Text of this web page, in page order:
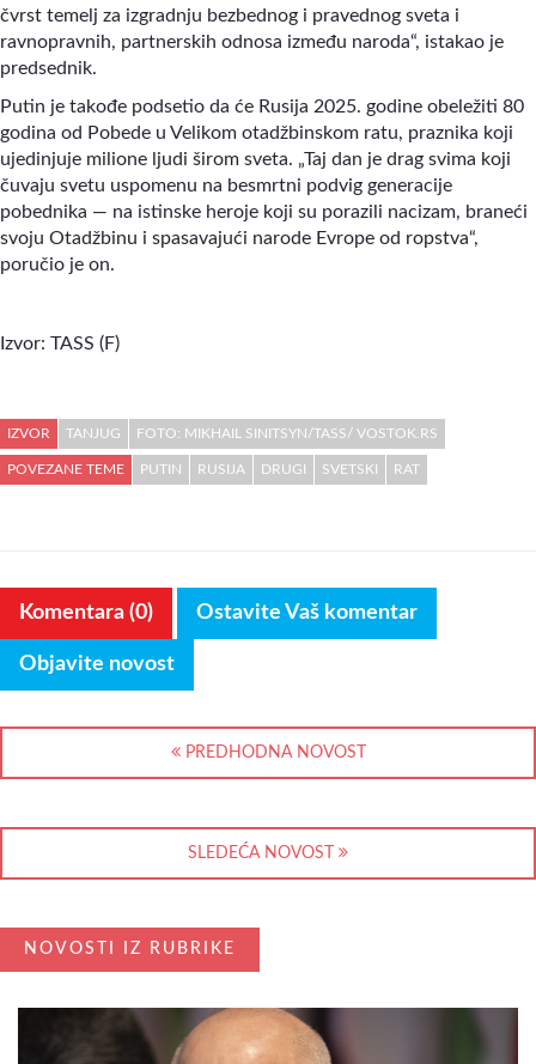
čvrst temelj za izgradnju bezbednog i pravednog sveta i
ravnopravnih, partnerskih odnosa između naroda“, istakao je
predsednik.
Putin je takođe podsetio da će Rusija 2025. godine obeležiti 80
godina od Pobede u Velikom otadžbinskom ratu, praznika koji
ujedinjuje milione ljudi širom sveta. „Taj dan je drag svima koji
čuvaju svetu uspomenu na besmrtni podvig generacije
pobednika — na istinske heroje koji su porazili nacizam, braneći
svoju Otadžbinu i spasavajući narode Evrope od ropstva“,
poručio je on.
Izvor: TASS (F)
IZVOR TANJUG FOTO: MIKHAIL SINITSYN/TASS/ VOSTOK.RS
POVEZANE TEME PUTIN RUSIJA DRUGI SVETSKI RAT
Komentara (0) Ostavite Vaš komentar
Objavite novost
PREDHODNA NOVOST
SLEDEĆA NOVOST
NOVOSTI IZ RUBRIKE